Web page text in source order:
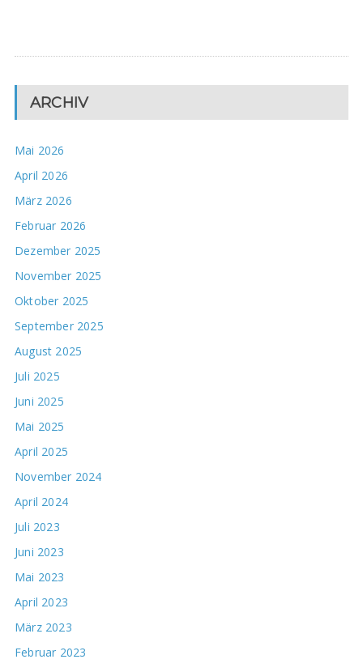
ARCHIV
Mai 2026
April 2026
März 2026
Februar 2026
Dezember 2025
November 2025
Oktober 2025
September 2025
August 2025
Juli 2025
Juni 2025
Mai 2025
April 2025
November 2024
April 2024
Juli 2023
Juni 2023
Mai 2023
April 2023
März 2023
Februar 2023